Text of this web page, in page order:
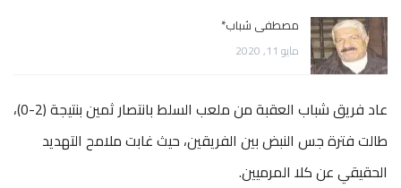
مصطفى شباب*
مايو 11, 2020
عاد فريق شباب العقبة من ملعب السلط بانتصار ثمين بنتيجة (2-0)،
طالت فترة جس النبض بين الفريقين، حيث غابت ملامح التهديد
الحقيقي عن كلا المرميين.